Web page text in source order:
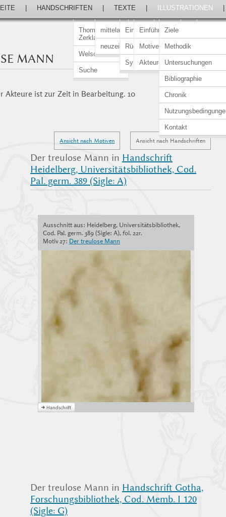
Thomasin von
Zerklaere
Welscher Gast
Suche
HANDSCHRIFTEN
mittelalterlich
neuzeitlich
TEXTE
Einführung
Rückert-Ausgabe
Synopsen
ILLUSTRATIONEN
Einführung
Motive
Akteure
Ziele
Methodik
Untersuchungen
Bibliographie
Chronik
Kontakt
MANN
Akteure ist zur Zeit in Bearbeitung. 10
Ansicht nach Handschriften
Ansicht nach Motiven
Der treulose Mann in Handschrift
Heidelberg, Universitätsbibliothek, Cod.
Pal. germ. 389 (Sigle: A)
Ausschnitt aus: Heidelberg, Universitätsbibliothek,
Cod. Pal. germ. 389 (Sigle: A), fol. 22r.
Motiv 27: Der treulose Mann
Der treulose Mann in Handschrift Gotha,
Forschungsbibliothek, Cod. Memb. I 120
(Sigle: G)